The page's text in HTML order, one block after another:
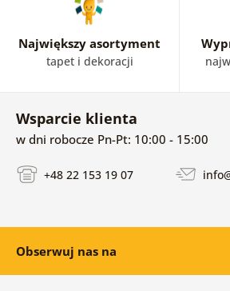
Największy asortyment
tapet i dekoracji
Wsparcie klienta
w dni robocze Pn-Pt: 10:00 - 15:00
+48 22 153 19 07
Obserwuj nas na